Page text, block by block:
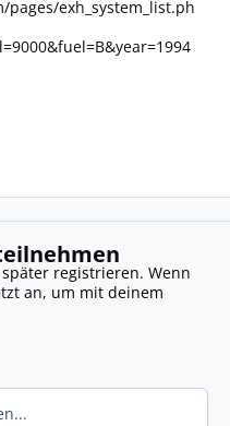
exh_system_list.ph
registrieren. Wenn
an, um mit deinem